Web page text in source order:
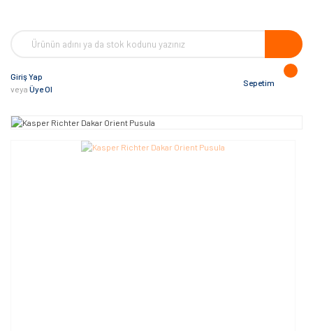
Giriş Yap
veya Üye Ol
Sepetim